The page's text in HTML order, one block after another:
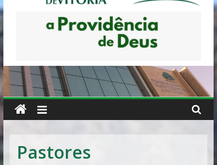
MULHER PRESBITERIANA
Primeira
Presbiteriana
de
Vitória
Pastores